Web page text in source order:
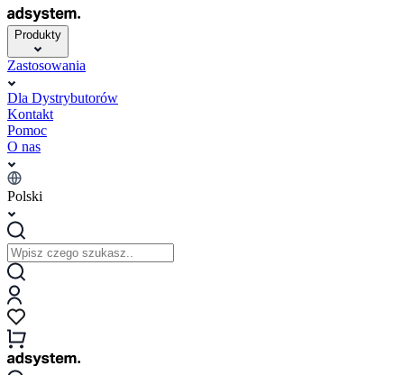
Produkty
Zastosowania
Dla Dystrybutorów
Kontakt
Pomoc
O nas
Polski